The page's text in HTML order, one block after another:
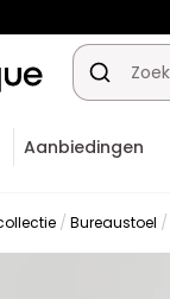
Aanbiedingen
Bureaustoel